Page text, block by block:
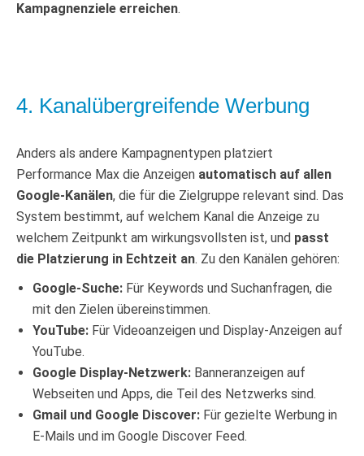
Kampagnenziele erreichen.
4. Kanalübergreifende Werbung
Anders als andere Kampagnentypen platziert
Performance Max die Anzeigen automatisch auf allen
Google-Kanälen, die für die Zielgruppe relevant sind. Das
System bestimmt, auf welchem Kanal die Anzeige zu
welchem Zeitpunkt am wirkungsvollsten ist, und passt
die Platzierung in Echtzeit an. Zu den Kanälen gehören:
Google-Suche: Für Keywords und Suchanfragen, die
mit den Zielen übereinstimmen.
YouTube: Für Videoanzeigen und Display-Anzeigen auf
YouTube.
Google Display-Netzwerk: Banneranzeigen auf
Webseiten und Apps, die Teil des Netzwerks sind.
Gmail und Google Discover: Für gezielte Werbung in
E-Mails und im Google Discover Feed.